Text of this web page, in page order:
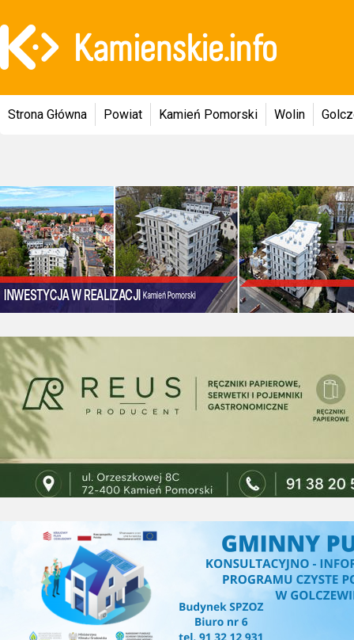
Strona Główna Powiat Kamień Pomorski Wolin